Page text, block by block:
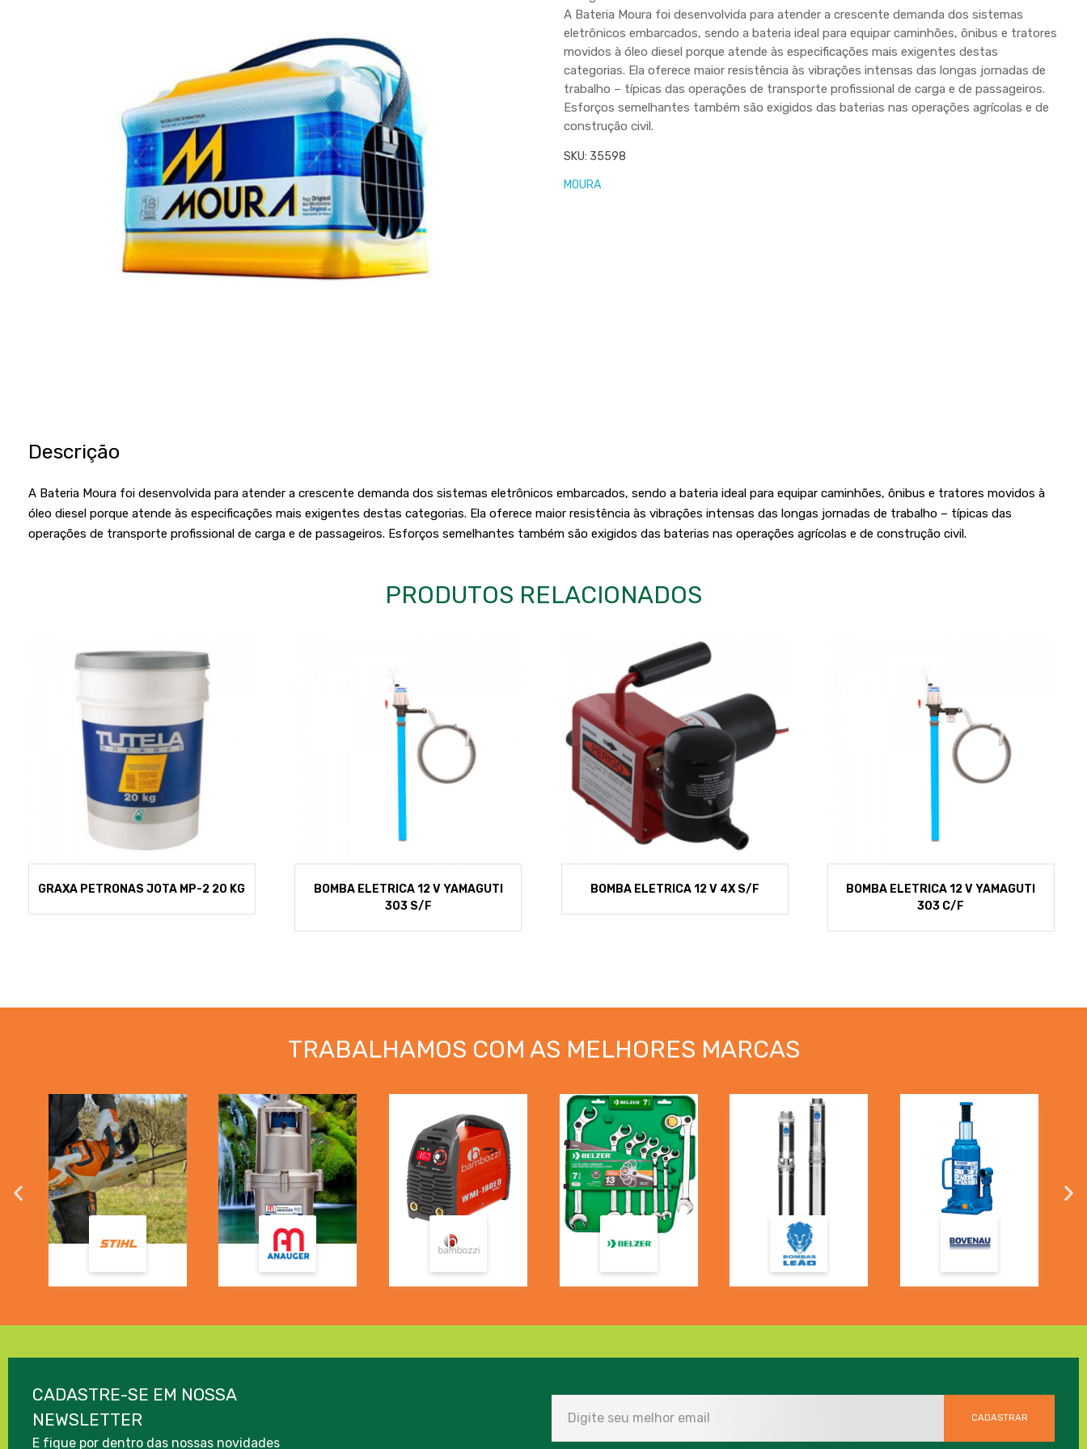
A Bateria Moura foi desenvolvida para atender a crescente demanda dos sistemas
eletrônicos embarcados, sendo a bateria ideal para equipar caminhões, ônibus e tratores
movidos à óleo diesel porque atende às especificações mais exigentes destas
categorias. Ela oferece maior resistência às vibrações intensas das longas jornadas de
trabalho – típicas das operações de transporte profissional de carga e de passageiros.
Esforços semelhantes também são exigidos das baterias nas operações agrícolas e de
construção civil.
SKU: 35598
MOURA
Descrição
A Bateria Moura foi desenvolvida para atender a crescente demanda dos sistemas eletrônicos embarcados, sendo a bateria ideal para equipar caminhões, ônibus e tratores movidos à
óleo diesel porque atende às especificações mais exigentes destas categorias. Ela oferece maior resistência às vibrações intensas das longas jornadas de trabalho – típicas das
operações de transporte profissional de carga e de passageiros. Esforços semelhantes também são exigidos das baterias nas operações agrícolas e de construção civil.
PRODUTOS RELACIONADOS
GRAXA PETRONAS JOTA MP-2 20 KG
BOMBA ELETRICA 12 V YAMAGUTI
303 S/F
BOMBA ELETRICA 12 V 4X S/F
BOMBA ELETRICA 12 V YAMAGUTI
303 C/F
TRABALHAMOS COM AS MELHORES MARCAS
CADASTRE-SE EM NOSSA
NEWSLETTER
E fique por dentro das nossas novidades